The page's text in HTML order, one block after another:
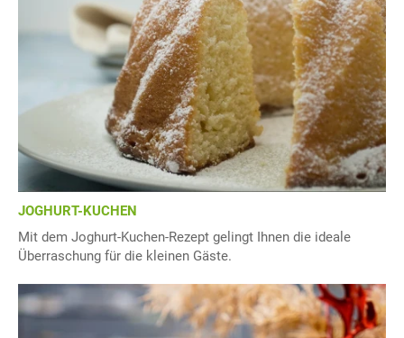
JOGHURT-KUCHEN
Mit dem Joghurt-Kuchen-Rezept gelingt Ihnen die ideale
Überraschung für die kleinen Gäste.